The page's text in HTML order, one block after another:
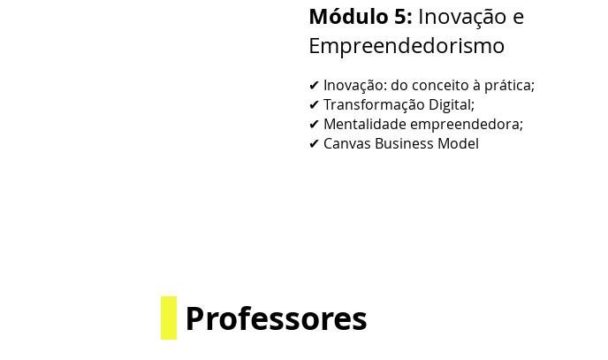
Módulo 5: Inovação e
Empreendedorismo
✔ Inovação: do conceito à prática;
✔ Transformação Digital;
✔ Mentalidade empreendedora;
✔ Canvas Business Model
Professores